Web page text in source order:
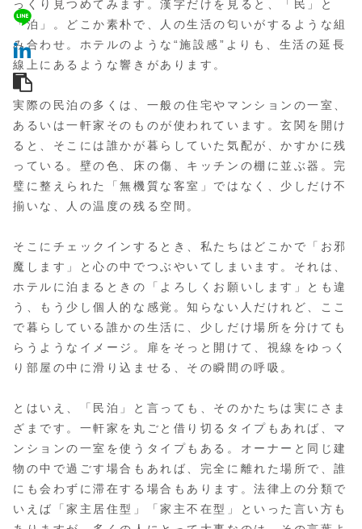
っくり見つめてみます。漢字だけを見ると、「民」と
「泊」。どこか素朴で、人の生活の匂いがするような組
み合わせ。ホテルのような“施設感”よりも、生活の延長
線上にあるような響きがあります。
実際の民泊の多くは、一般の住宅やマンションの一室、
あるいは一軒家そのものが使われています。玄関を開け
ると、そこには誰かが暮らしていた気配が、かすかに残
っている。壁の色、床の傷、キッチンの棚に並ぶ器。完
璧に整えられた「無機質な客室」ではなく、少しだけ不
揃いな、人の温度の残る空間。
そこにチェックインするとき、私たちはどこかで「お邪
魔します」と心の中でつぶやいてしまいます。それは、
ホテルに泊まるときの「よろしくお願いします」とも違
う、もう少し個人的な感覚。知らない人だけれど、ここ
で暮らしている誰かの生活に、少しだけ場所を分けても
らうようなイメージ。扉をそっと開けて、視線をゆっく
り部屋の中に滑り込ませる、その瞬間の呼吸。
とはいえ、「民泊」と言っても、そのかたちは実にさま
ざまです。一軒家を丸ごと借り切るタイプもあれば、マ
ンションの一室を使うタイプもある。オーナーと同じ建
物の中で過ごす場合もあれば、完全に離れた場所で、誰
にも会わずに滞在する場合もあります。法律上の分類で
いえば「家主居住型」「家主不在型」といった言い方も